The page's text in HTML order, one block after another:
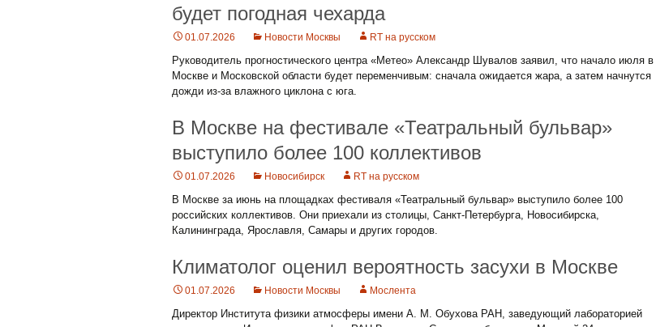
будет погодная чехарда
01.07.2026 Новости Москвы RT на русском
Руководитель прогностического центра «Метео» Александр Шувалов заявил, что начало июля в
Москве и Московской области будет переменчивым: сначала ожидается жара, а затем начнутся
дожди из-за влажного циклона с юга.
В Москве на фестивале «Театральный бульвар»
выступило более 100 коллективов
01.07.2026 Новосибирск RT на русском
В Москве за июнь на площадках фестиваля «Театральный бульвар» выступило более 100
российских коллективов. Они приехали из столицы, Санкт-Петербурга, Новосибирска,
Калининграда, Ярославля, Самары и других городов.
Климатолог оценил вероятность засухи в Москве
01.07.2026 Новости Москвы Мослента
Директор Института физики атмосферы имени А. М. Обухова РАН, заведующий лабораторией